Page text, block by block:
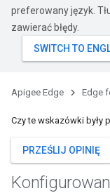
preferowany język.
zawierać błędy.
Apigee Edge Edge
Czy te wskazówki były
PRZEŚLIJ OPINIĘ